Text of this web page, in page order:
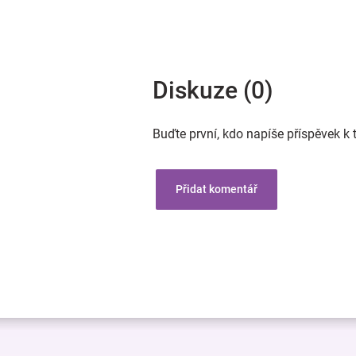
Diskuze (0)
Buďte první, kdo napíše příspěvek k
Přidat komentář
Z